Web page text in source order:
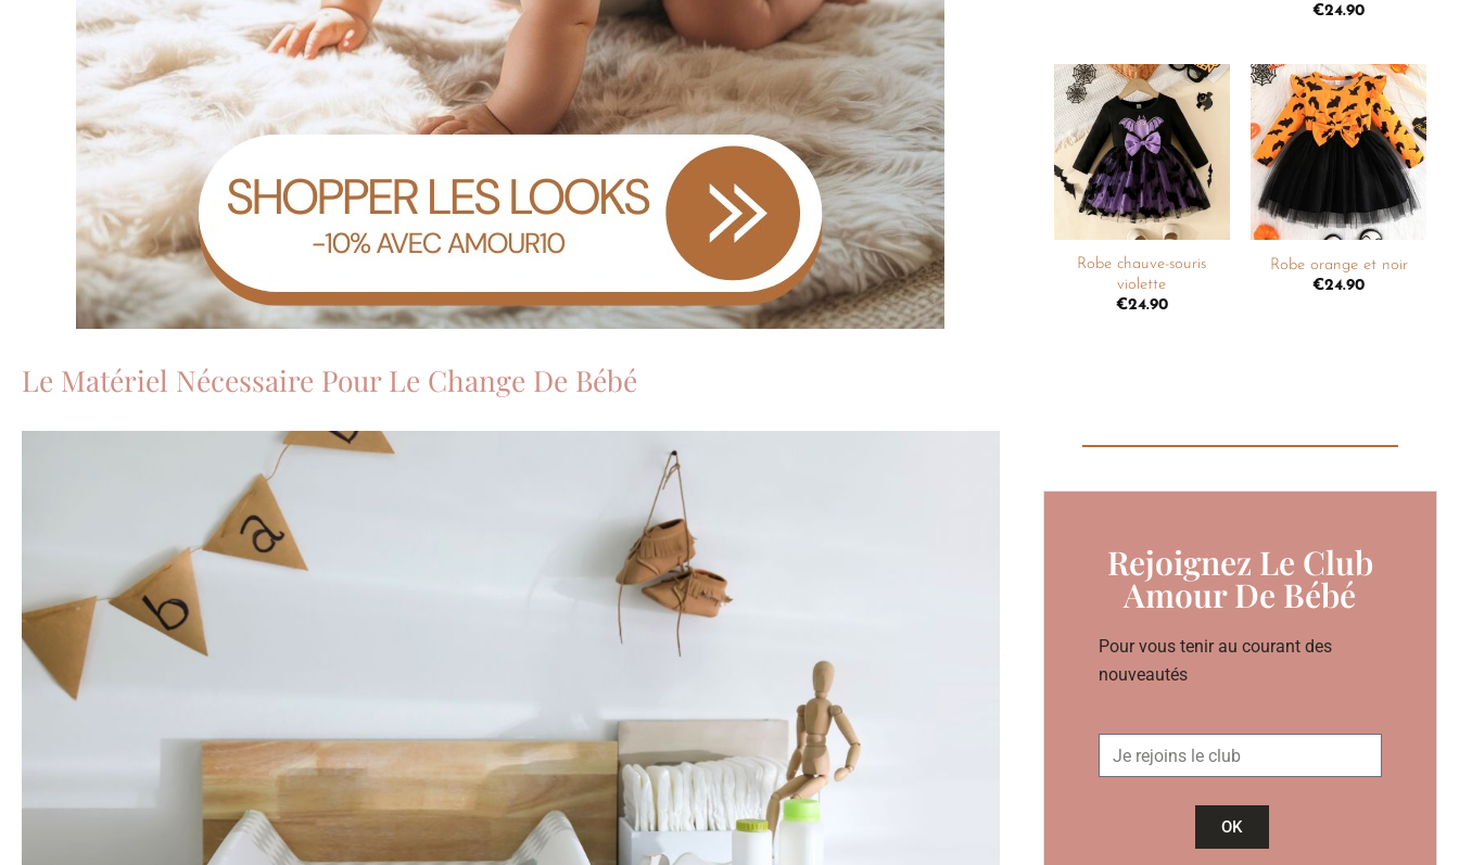
Le Matériel Nécessaire Pour Le Change De Bébé
€24.90
Ajouter
à la
liste de
souhaits
+
Robe chauve-souris
violette
€24.90
Ajouter
à la
liste de
souhaits
+
Robe orange et noir
€24.90
Rejoignez Le Club
Amour De Bébé
Pour vous tenir au courant des
nouveautés
OK